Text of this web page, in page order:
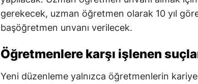
gerekecek, uzman öğretmen olarak 10 yıl
başöğretmen unvanı verilecek.
Öğretmenlere karşı işlenen
Yeni düzenleme yalnızca öğretmenlerin